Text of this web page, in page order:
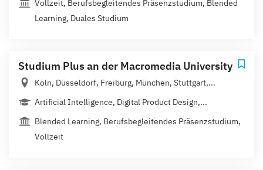
Vollzeit, Berufsbegleitendes Präsenzstudium, Blended
Learning, Duales Studium
Studium Plus an der Macromedia University
Köln, Düsseldorf, Freiburg, München, Stuttgart,...
Artificial Intelligence, Digital Product Design,...
Blended Learning, Berufsbegleitendes Präsenzstudium,
Vollzeit